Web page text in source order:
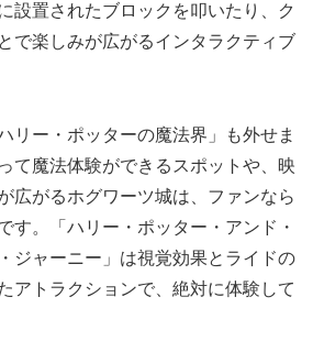
設置されたブロックを叩いたり、ク
で楽しみが広がるインタラクティブ
リー・ポッターの魔法界」も外せま
て魔法体験ができるスポットや、映
広がるホグワーツ城は、ファンなら
す。「ハリー・ポッター・アンド・
ジャーニー」は視覚効果とライドの
アトラクションで、絶対に体験して